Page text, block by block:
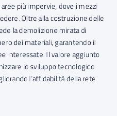
più impervie, dove i mezzi
Oltre alla costruzione delle
la demolizione mirata di
dei materiali, garantendo il
interessate. Il valore aggiunto
lo sviluppo tecnologico
l’affidabilità della rete